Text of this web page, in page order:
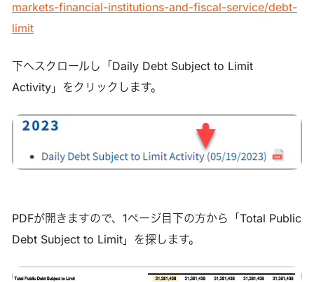
markets-financial-institutions-and-fiscal-service/debt-
limit
下へスクロールし「Daily Debt Subject to Limit
Activity」をクリックします。
PDFが開きますので、1ページ目下の方から「Total Public
Debt Subject to Limit」を探します。